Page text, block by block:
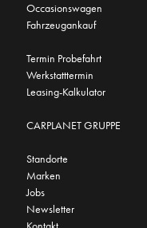
Occasionswagen
Fahrzeugankauf
Termin Probefahrt
Werkstatttermin
Leasing-Kalkulator
CARPLANET GRUPPE
Standorte
Marken
Jobs
Newsletter